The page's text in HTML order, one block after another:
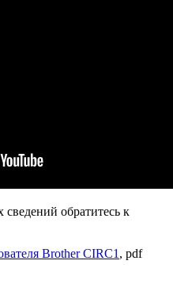
обратитесь к
Brother CIRC1 , pdf